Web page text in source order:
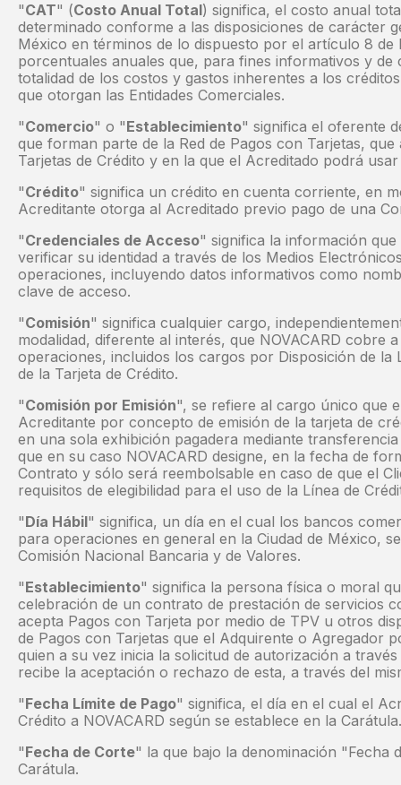
"CAT" (Costo Anual Total) significa, el costo anual
determinado conforme a las disposiciones de carácter
México en términos de lo dispuesto por el artículo 8 de
porcentuales anuales que, para fines informativos y
totalidad de los costos y gastos inherentes a los
que otorgan las Entidades Comerciales.
"Comercio" o "Establecimiento" significa el oferente
que forman parte de la Red de Pagos con Tarjetas,
Tarjetas de Crédito y en la que el Acreditado podrá
"Crédito" significa un crédito en cuenta corriente, en
Acreditante otorga al Acreditado previo pago de una
"Credenciales de Acceso" significa la información
verificar su identidad a través de los Medios
operaciones, incluyendo datos informativos como
clave de acceso.
"Comisión" significa cualquier cargo,
modalidad, diferente al interés, que NOVACARD cobre
operaciones, incluidos los cargos por Disposición de la
de la Tarjeta de Crédito.
"Comisión por Emisión", se refiere al cargo único que
Acreditante por concepto de emisión de la tarjeta de
en una sola exhibición pagadera mediante
que en su caso NOVACARD designe, en la fecha de
Contrato y sólo será reembolsable en caso de que el
requisitos de elegibilidad para el uso de la Línea de
"Día Hábil" significa, un día en el cual los bancos
para operaciones en general en la Ciudad de México,
Comisión Nacional Bancaria y de Valores.
"Establecimiento" significa la persona física o moral
celebración de un contrato de prestación de servicios
acepta Pagos con Tarjeta por medio de TPV u otros
de Pagos con Tarjetas que el Adquirente o Agregador
quien a su vez inicia la solicitud de autorización a
recibe la aceptación o rechazo de esta, a través del
"Fecha Límite de Pago" significa, el día en el cual el
Crédito a NOVACARD según se establece en la Carátula.
"Fecha de Corte" la que bajo la denominación "Fecha
Carátula.